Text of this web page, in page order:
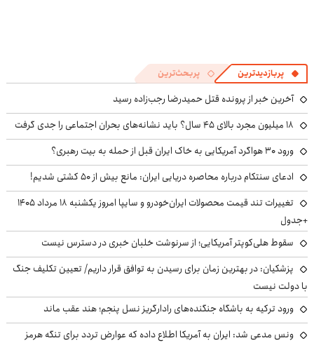
پربازدیدترین پربحث‌ترین
آخرین خبر از پرونده قتل حمیدرضا رجب‌زاده رسید
۱۸ میلیون مجرد بالای ۴۵ سال؟ باید نشانه‌های بحران اجتماعی را جدی گرفت
ورود ۳۰ هواگرد آمریکایی به خاک ایران قبل از حمله به بیت رهبری؟
ادعای سنتکام درباره محاصره دریایی ایران: مانع بیش از ۵۰ کشتی شدیم!
تغییرات تند قیمت محصولات ایران‌خودرو و سایپا امروز یکشنبه ۱۸ مرداد ۱۴۰۵
+جدول
سقوط هلی‌کوپتر آمریکایی؛ از سرنوشت خلبان خبری در دسترس نیست
پزشکیان‌: در بهترین زمان برای رسیدن به توافق قرار داریم/ تعیین تکلیف جنگ
با دولت نیست
ورود ترکیه به باشگاه جنگنده‌های رادارگریز نسل پنجم؛ هند عقب ماند
ونس مدعی شد: ایران به آمریکا اطلاع داده که عوارض تردد برای تنگه هرمز